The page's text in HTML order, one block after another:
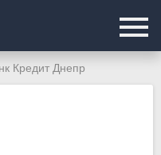
Кредит Днепр